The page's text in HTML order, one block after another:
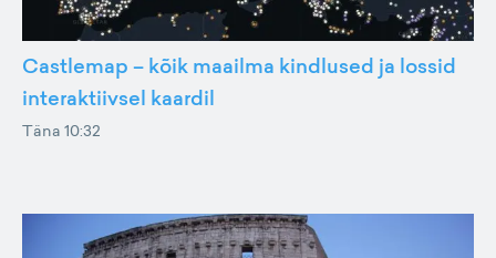
Castlemap – kõik maailma kindlused ja lossid
interaktiivsel kaardil
Täna 10:32